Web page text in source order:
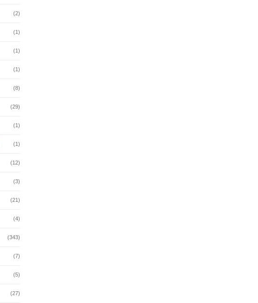
(2)
(1)
(1)
(1)
(8)
(29)
(1)
(1)
(12)
(3)
(21)
(4)
(343)
(7)
(5)
(27)